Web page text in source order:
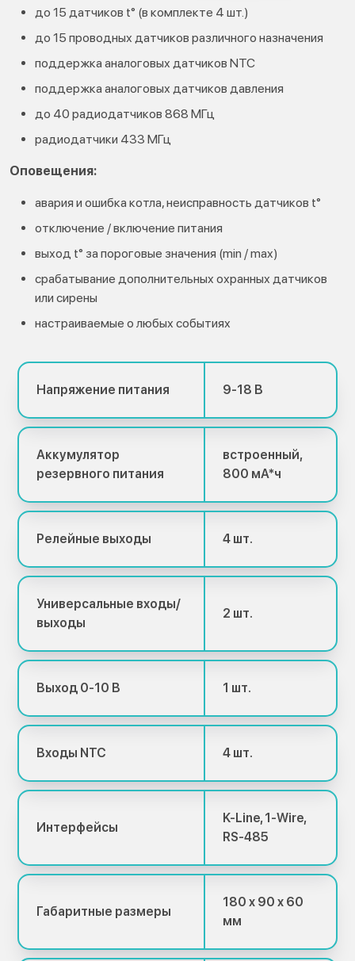
до 15 датчиков t° (в комплекте 4 шт.)
до 15 проводных датчиков различного назначения
поддержка аналоговых датчиков NTC
поддержка аналоговых датчиков давления
до 40 радиодатчиков 868 МГц
радиодатчики 433 МГц
Оповещения:
авария и ошибка котла, неисправность датчиков t°
отключение / включение питания
выход t° за пороговые значения (min / max)
срабатывание дополнительных охранных датчиков
или сирены
настраиваемые о любых событиях
Напряжение питания 9-18 В
Аккумулятор
резервного питания
встроенный,
800 мА*ч
Релейные выходы 4 шт.
Универсальные входы/
выходы
2 шт.
Выход 0-10 В 1 шт.
Входы NTC 4 шт.
Интерфейсы
K-Line, 1-Wire,
RS-485
Габаритные размеры
180 x 90 x 60
мм